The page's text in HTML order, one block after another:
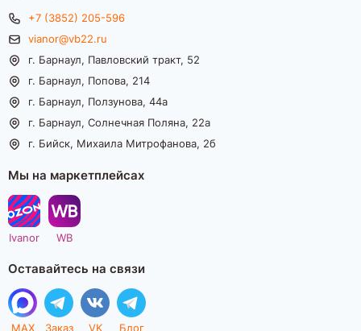
+7 (3852) 205-596
vianor@vb22.ru
г. Барнаул, Павловский тракт, 52
г. Барнаул, Попова, 214
г. Барнаул, Ползунова, 44а
г. Барнаул, Солнечная Поляна, 22а
г. Бийск, Михаила Митрофанова, 2б
Мы на маркетплейсах
Ivanor WB
Оставайтесь на связи
MAX Заказ VK Блог